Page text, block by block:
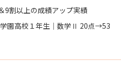
9割以上の成績アップ実績
学園高校１年生｜数学Ⅱ 20点→53